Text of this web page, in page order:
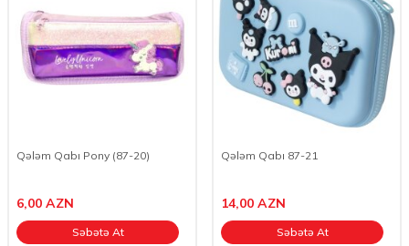
Qələm Qabı Pony (87-20)
6,00 AZN
Səbətə At
Qələm Qabı 87-21
14,00 AZN
Səbətə At